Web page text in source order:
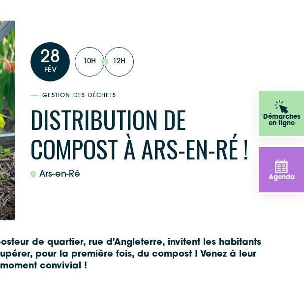
Démarches
en ligne
Agenda
28
FÉV
10H 12H
GESTION DES DÉCHETS
DISTRIBUTION DE
COMPOST À ARS-EN-RÉ !
Ars-en-Ré
de quartier, rue d'Angleterre, invitent les habitants
pour la première fois, du compost ! Venez à leur
convivial !